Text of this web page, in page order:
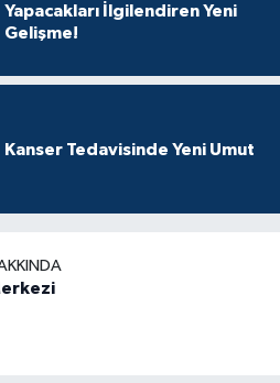
Yapacakları İlgilendiren Yeni
Gelişme!
Kanser Tedavisinde Yeni Umut